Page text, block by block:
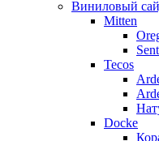
Виниловый
Mitten
Tecos
Docke